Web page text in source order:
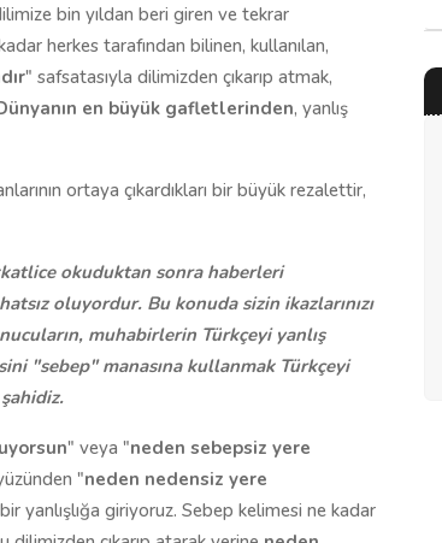
bin yıldan beri giren ve tekrar
herkes tarafından bilinen, kullanılan,
" safsatasıyla dilimizden çıkarıp atmak,
en büyük gafletlerinden, yanlış
ortaya çıkardıkları bir büyük rezalettir,
okuduktan sonra haberleri
oluyordur. Bu konuda sizin ikazlarınızı
muhabirlerin Türkçeyi yanlış
"sebep" manasına kullanmak Türkçeyi
" veya "neden sebepsiz yere
"neden nedensiz yere
yanlışlığa giriyoruz. Sebep kelimesi ne kadar